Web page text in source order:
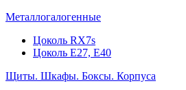
Металлогалогенные
Цоколь RX7s
Цоколь Е27, E40
Щиты. Шкафы. Боксы. Корпуса